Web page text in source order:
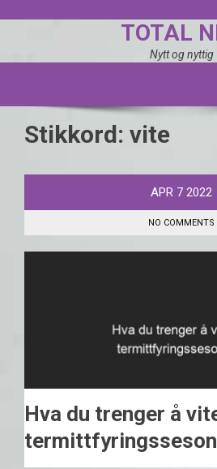
TOTAL
Nytt og nyttig
Stikkord: vite
APR 7 2022
NO COMMENTS
Hva du trenger å